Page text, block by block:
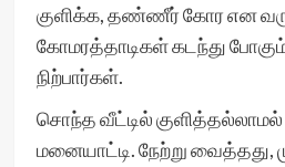
குளிக்க, தண்ணீர் கோர என
கோமரத்தாடிகள் கடந்து
நிற்பார்கள்.
சொந்த வீட்டில் குளித்தல்லாமல்
மனையாட்டி. நேற்று வைத்தது,